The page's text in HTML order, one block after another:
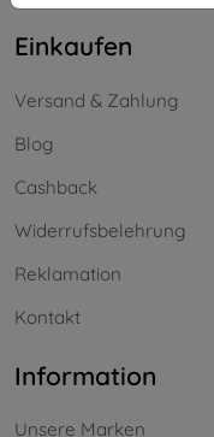
Einkaufen
Versand & Zahlung
Blog
Cashback
Widerrufsbelehrung
Reklamation
Kontakt
Information
Unsere Marken